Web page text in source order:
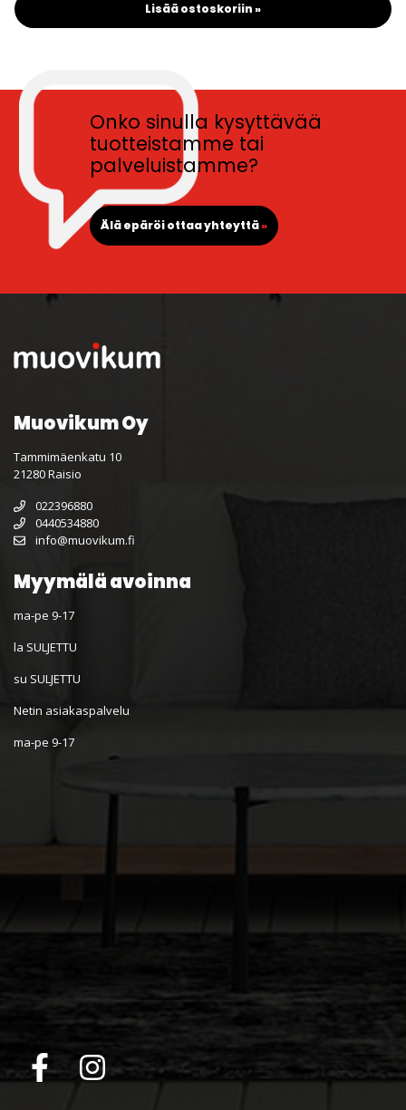
Lisää ostoskoriin »
Onko sinulla kysyttävää
tuotteistamme tai
palveluistamme?
Älä epäröi ottaa yhteyttä»
Muovikum Oy
Tammimäenkatu 10
21280 Raisio
022396880
0440534880
info@muovikum.fi
Myymälä avoinna
ma-pe 9-17
la SULJETTU
su SULJETTU
Netin asiakaspalvelu
ma-pe 9-17